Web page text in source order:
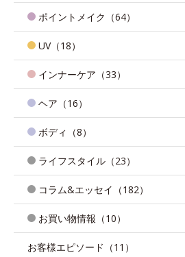
ポイントメイク（64）
UV（18）
インナーケア（33）
ヘア（16）
ボディ（8）
ライフスタイル（23）
コラム&エッセイ（182）
お買い物情報（10）
お客様エピソード（11）